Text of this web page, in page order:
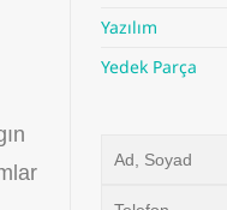
Yazılım
Yedek Parça